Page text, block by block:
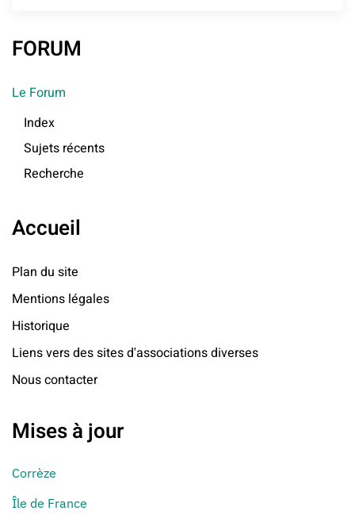
FORUM
Le Forum
Index
Sujets récents
Recherche
Accueil
Plan du site
Mentions légales
Historique
Liens vers des sites d'associations diverses
Nous contacter
Mises à jour
Corrèze
Île de France